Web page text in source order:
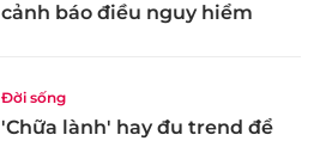
cảnh báo điều nguy hiểm
Đời sống
'Chữa lành' hay đu trend để